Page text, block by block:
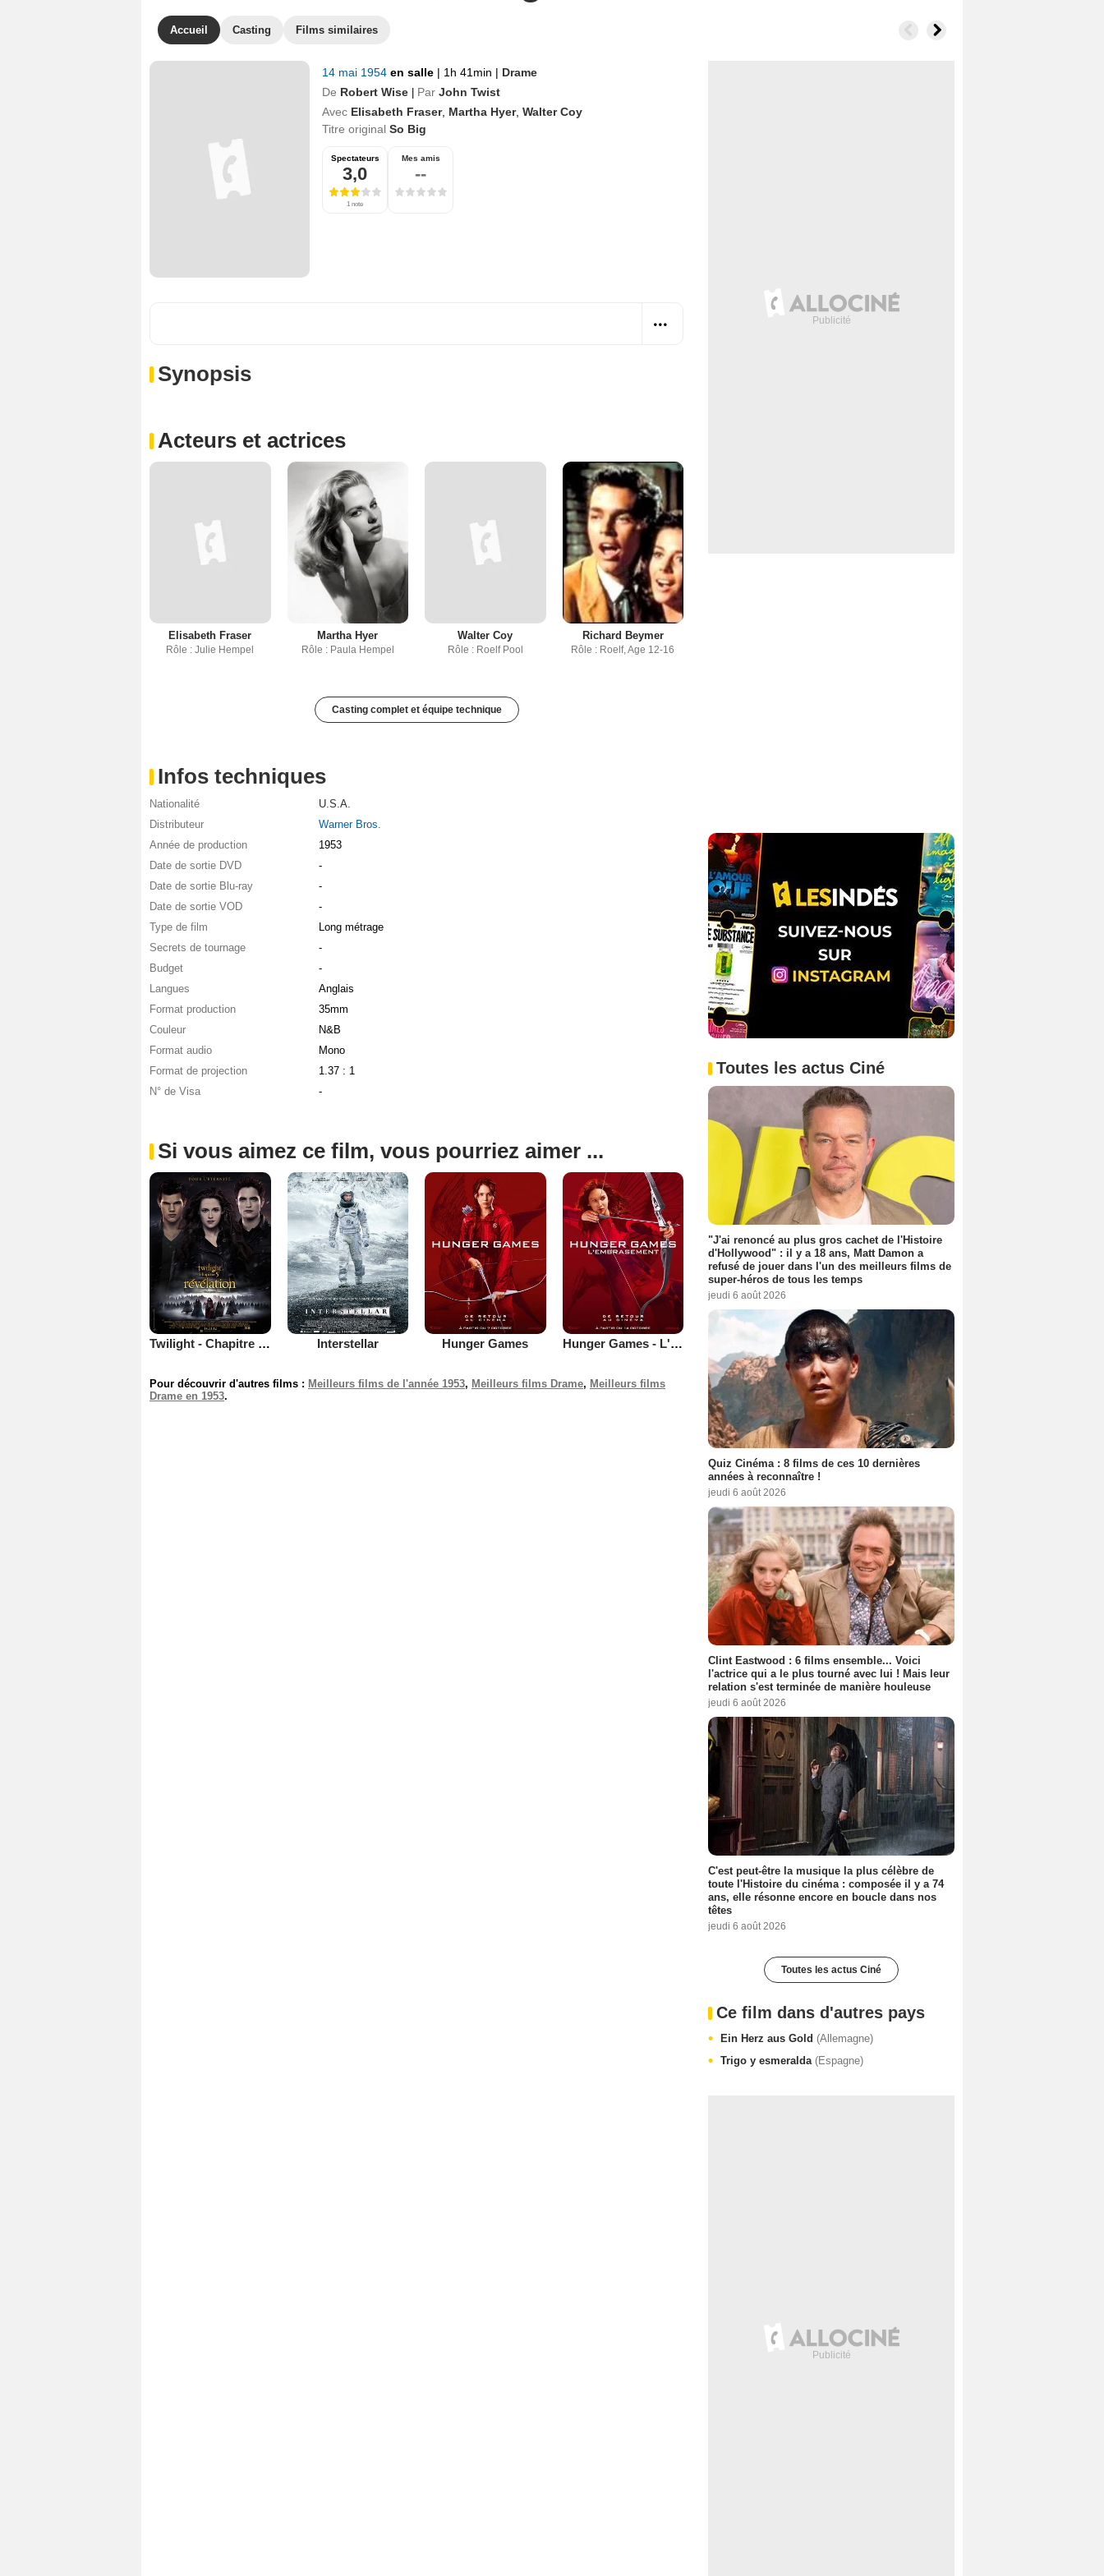
Accueil Casting Films similaires
14 mai 1954 en salle | 1h 41min | Drame
De Robert Wise Par John Twist
Avec Elisabeth Fraser, Martha Hyer, Walter Coy
Titre original So Big
Spectateurs
3,0
1 note
Mes amis
--
Synopsis
Acteurs et actrices
Elisabeth Fraser
Rôle : Julie Hempel
Martha Hyer
Rôle : Paula Hempel
Walter Coy
Rôle : Roelf Pool
Richard Beymer
Rôle : Roelf, Age 12-16
Casting complet et équipe technique
Infos techniques
Nationalité
U.S.A.
Distributeur
Warner Bros.
Année de production
1953
Date de sortie DVD
-
Date de sortie Blu-ray
-
Date de sortie VOD
-
Type de film
Long métrage
Secrets de tournage
-
Budget
-
Langues
Anglais
Format production
35mm
Couleur
N&B
Format audio
Mono
Format de projection
1.37 : 1
N° de Visa
-
Si vous aimez ce film, vous pourriez aimer ...
Twilight - Chapitre 5 : Révélation 2e partie Interstellar Hunger Games Hunger Games - L'embrasement
Pour découvrir d'autres films : Meilleurs films de l'année 1953, Meilleurs films Drame, Meilleurs films
Drame en 1953.
Toutes les actus Ciné
"J'ai renoncé au plus gros cachet de l'Histoire
d'Hollywood" : il y a 18 ans, Matt Damon a
refusé de jouer dans l'un des meilleurs films de
super-héros de tous les temps
jeudi 6 août 2026
Quiz Cinéma : 8 films de ces 10 dernières
années à reconnaître !
jeudi 6 août 2026
Clint Eastwood : 6 films ensemble... Voici
l'actrice qui a le plus tourné avec lui ! Mais leur
relation s'est terminée de manière houleuse
jeudi 6 août 2026
C'est peut-être la musique la plus célèbre de
toute l'Histoire du cinéma : composée il y a 74
ans, elle résonne encore en boucle dans nos
têtes
jeudi 6 août 2026
Toutes les actus Ciné
Ce film dans d'autres pays
Ein Herz aus Gold (Allemagne)
Trigo y esmeralda (Espagne)